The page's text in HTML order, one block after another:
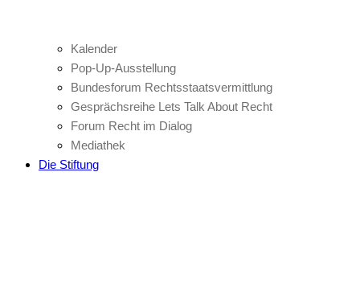
Kalender
Pop-Up-Ausstellung
Bundesforum Rechtsstaatsvermittlung
Gesprächsreihe Lets Talk About Recht
Forum Recht im Dialog
Mediathek
Die Stiftung